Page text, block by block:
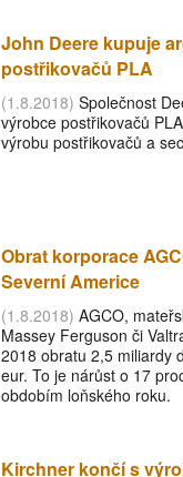
John Deere kupuje
postřikovačů PLA
(1.8.2018) Společnost
výrobce postřikovačů
výrobu postřikovačů a
Obrat korporace
Severní Americe
(1.8.2018) AGCO,
Massey Ferguson či
2018 obratu 2,5 miliardy
eur. To je nárůst o 17
obdobím loňského roku.
Kirchner končí s